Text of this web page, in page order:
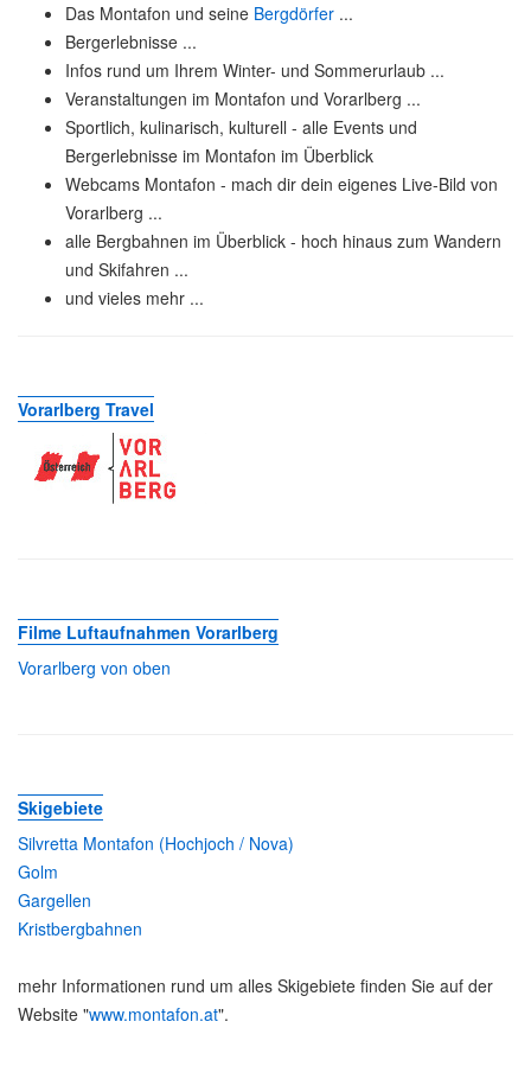
Das Montafon und seine Bergdörfer ...
Bergerlebnisse ...
Infos rund um Ihrem Winter- und Sommerurlaub ...
Veranstaltungen im Montafon und Vorarlberg ...
Sportlich, kulinarisch, kulturell - alle Events und
Bergerlebnisse im Montafon im Überblick
Webcams Montafon - mach dir dein eigenes Live-Bild von
Vorarlberg ...
alle Bergbahnen im Überblick - hoch hinaus zum Wandern
und Skifahren ...
und vieles mehr ...
Vorarlberg Travel
Filme Luftaufnahmen Vorarlberg
Vorarlberg von oben
Skigebiete
Silvretta Montafon (Hochjoch / Nova)
Golm
Gargellen
Kristbergbahnen
mehr Informationen rund um alles Skigebiete finden Sie auf der
Website "www.montafon.at".